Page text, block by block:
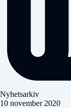
Nyhetsarkiv
10 november 2020